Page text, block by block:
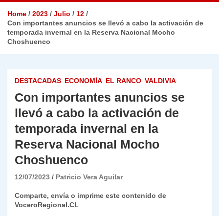
Home 2023 Julio
12
Con importantes anuncios se llevó a cabo la activación de
temporada invernal en la Reserva Nacional Mocho
Choshuenco
DESTACADAS ECONOMÍA EL RANCO VALDIVIA
Con importantes anuncios se
llevó a cabo la activación de
temporada invernal en la
Reserva Nacional Mocho
Choshuenco
12/07/2023 Patricio Vera Aguilar
Comparte, envía o imprime este contenido de
VoceroRegional.CL